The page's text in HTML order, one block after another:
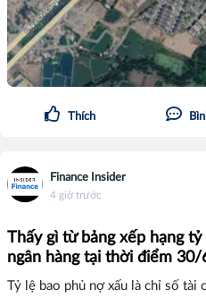
Thích
Finance Insider
4 giờ trước
Thấy gì từ bảng xếp hạng
ngân hàng tại thời điểm 30/
Tỷ lệ bao phủ nợ xấu là chỉ số